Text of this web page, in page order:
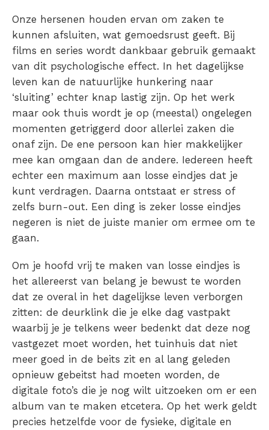
Onze hersenen houden ervan om zaken te
kunnen afsluiten, wat gemoedsrust geeft. Bij
films en series wordt dankbaar gebruik gemaakt
van dit psychologische effect. In het dagelijkse
leven kan de natuurlijke hunkering naar
‘sluiting’ echter knap lastig zijn. Op het werk
maar ook thuis wordt je op (meestal) ongelegen
momenten getriggerd door allerlei zaken die
onaf zijn. De ene persoon kan hier makkelijker
mee kan omgaan dan de andere. Iedereen heeft
echter een maximum aan losse eindjes dat je
kunt verdragen. Daarna ontstaat er stress of
zelfs burn-out. Een ding is zeker losse eindjes
negeren is niet de juiste manier om ermee om te
gaan.
Om je hoofd vrij te maken van losse eindjes is
het allereerst van belang je bewust te worden
dat ze overal in het dagelijkse leven verborgen
zitten: de deurklink die je elke dag vastpakt
waarbij je je telkens weer bedenkt dat deze nog
vastgezet moet worden, het tuinhuis dat niet
meer goed in de beits zit en al lang geleden
opnieuw gebeitst had moeten worden, de
digitale foto’s die je nog wilt uitzoeken om er een
album van te maken etcetera. Op het werk geldt
precies hetzelfde voor de fysieke, digitale en